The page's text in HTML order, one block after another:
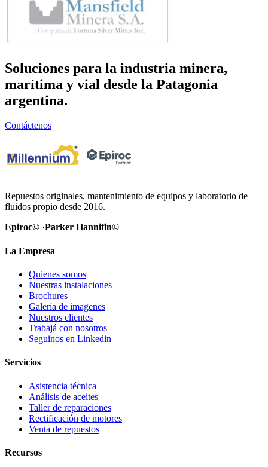
Soluciones para la industria minera,
marítima y vial desde la Patagonia
argentina.
Contáctenos
Repuestos originales, mantenimiento de equipos y laboratorio de
fluidos propio desde 2016.
Epiroc© ·Parker Hannifin©
La Empresa
Quienes somos
Nuestras instalaciones
Brochures
Galería de imagenes
Nuestros clientes
Trabajá con nosotros
Seguinos en Linkedin
Servicios
Asistencia técnica
Análisis de aceites
Taller de reparaciones
Rectificación de motores
Venta de repuestos
Recursos